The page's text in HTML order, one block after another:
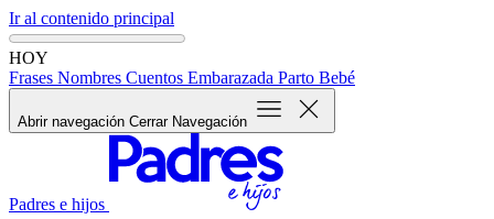
Ir al contenido principal
HOY
Frases Nombres Cuentos Embarazada Parto Bebé
Abrir navegación Cerrar Navegación
Padres e hijos